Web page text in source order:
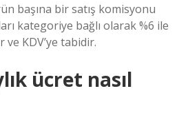
başına bir satış komisyonu
kategoriye bağlı olarak %6 ile
ve KDV’ye tabidir.
ücret nasıl